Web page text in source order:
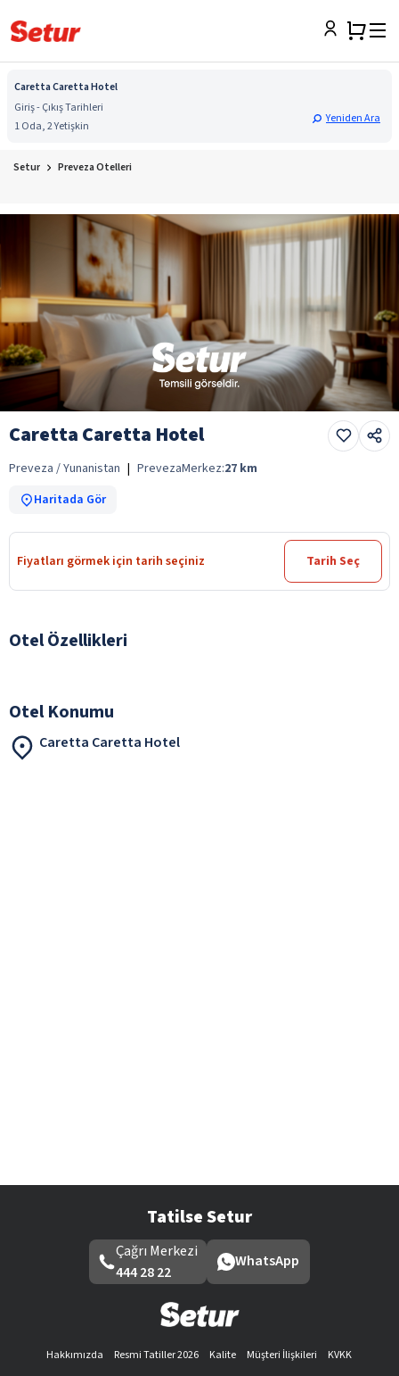
Caretta Caretta Hotel
Giriş - Çıkış Tarihleri
1 Oda, 2 Yetişkin
Yeniden Ara
Setur Preveza Otelleri
Caretta Caretta Hotel
Preveza / Yunanistan | PrevezaMerkez:27 km
Haritada Gör
Fiyatları görmek için tarih seçiniz Tarih Seç
Otel Özellikleri
Otel Konumu
Caretta Caretta Hotel
Tatilse Setur
Çağrı Merkezi
444 28 22
WhatsApp
Hakkımızda Resmi Tatiller 2026 Kalite Müşteri İlişkileri
KVKK